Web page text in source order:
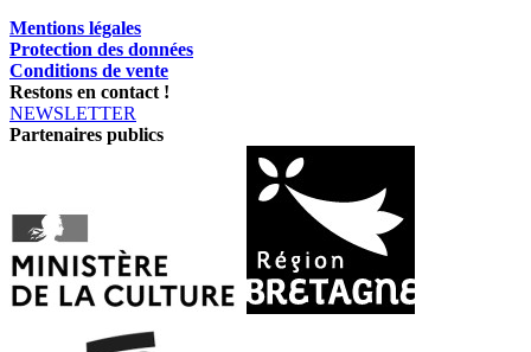
Mentions légales
Protection des données
Conditions de vente
Restons en contact !
NEWSLETTER
Partenaires publics